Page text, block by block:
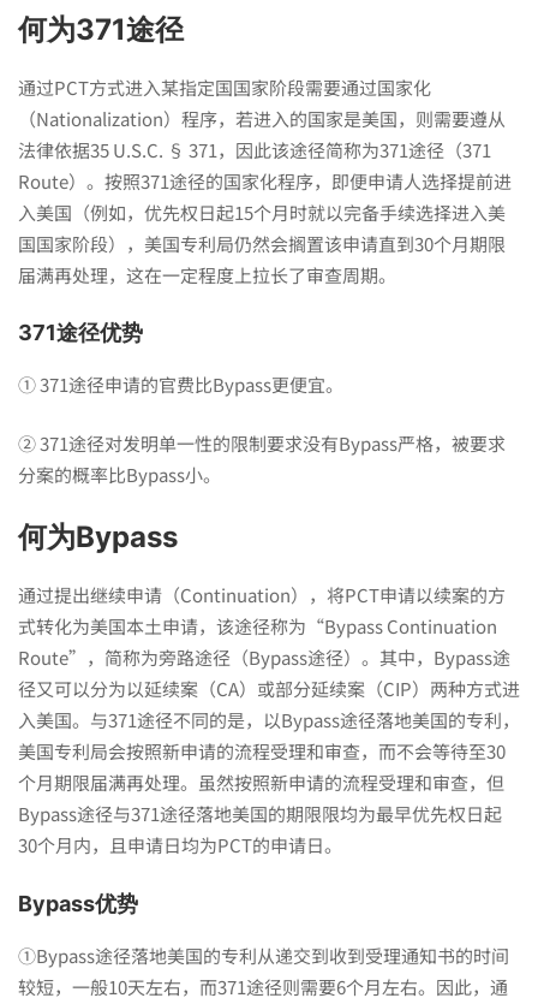
国
专
利
的
途
径
你
选
对
了
吗？
何为371途径
通过PCT方式进入某指定国国家阶段需要通过国家化
（Nationalization）程序，若进入的国家是美国，则需要遵从
法律依据35 U.S.C. § 371，因此该途径简称为371途径（371
Route）。按照371途径的国家化程序，即便申请人选择提前进
入美国（例如，优先权日起15个月时就以完备手续选择进入美
国国家阶段），美国专利局仍然会搁置该申请直到30个月期限
届满再处理，这在一定程度上拉长了审查周期。
371途径优势
① 371途径申请的官费比Bypass更便宜。
② 371途径对发明单一性的限制要求没有Bypass严格，被要求
分案的概率比Bypass小。
何为Bypass
通过提出继续申请（Continuation），将PCT申请以续案的方
式转化为美国本土申请，该途径称为“Bypass Continuation
Route”，简称为旁路途径（Bypass途径）。其中，Bypass途
径又可以分为以延续案（CA）或部分延续案（CIP）两种方式进
入美国。与371途径不同的是，以Bypass途径落地美国的专利，
美国专利局会按照新申请的流程受理和审查，而不会等待至30
个月期限届满再处理。虽然按照新申请的流程受理和审查，但
Bypass途径与371途径落地美国的期限限均为最早优先权日起
30个月内，且申请日均为PCT的申请日。
Bypass优势
①Bypass途径落地美国的专利从递交到收到受理通知书的时间
较短，一般10天左右，而371途径则需要6个月左右。因此，通